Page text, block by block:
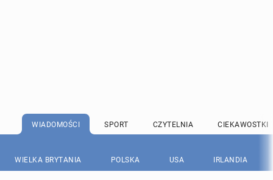
WIADOMOŚCI SPORT CZYTELNIA CIEKAWOSTKI
WIELKA BRYTANIA POLSKA USA IRLANDIA